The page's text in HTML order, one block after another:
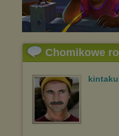
Chomikowe